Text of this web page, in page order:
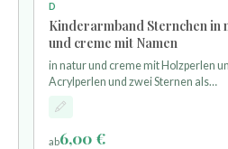
D
Kinderarmband Sternchen in
und creme mit Namen
in natur und creme mit Holzperlen
Acrylperlen und zwei Sternen als
Motivperlen aufgefädelt auf einem
elastischem Stretchband Die Länge
Armbandes beträgt ca.15cm
ab6,00 €